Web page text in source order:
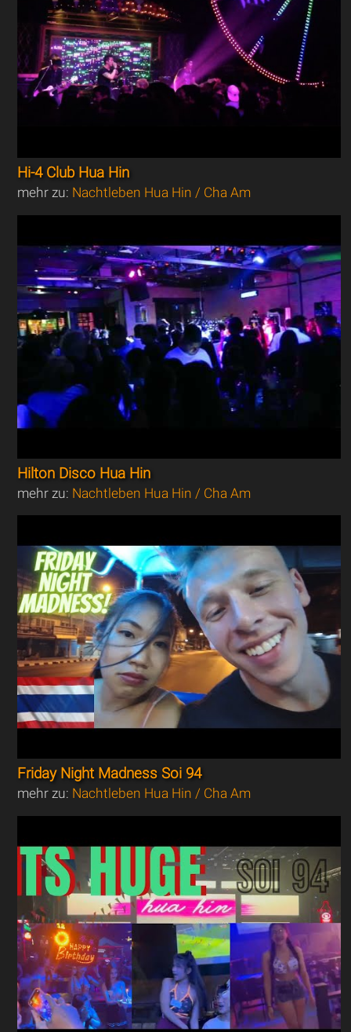
Hi-4 Club Hua Hin
mehr zu: Nachtleben Hua Hin / Cha Am
Hilton Disco Hua Hin
mehr zu: Nachtleben Hua Hin / Cha Am
Friday Night Madness Soi 94
mehr zu: Nachtleben Hua Hin / Cha Am